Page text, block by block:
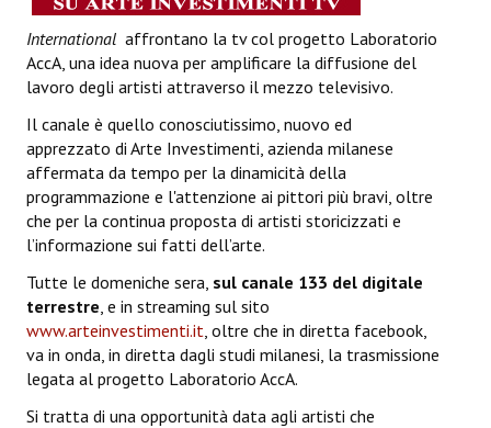
Mostra "Roma Contemporanea"
GALLERIA ESS&RRE
ANNUARIO 2026
CHI SIAMO
CONTATTI
International affrontano la tv col progetto Laboratorio
AccA, una idea nuova per amplificare la diffusione del
lavoro degli artisti attraverso il mezzo televisivo.
Il canale è quello conosciutissimo, nuovo ed
apprezzato di Arte Investimenti, azienda milanese
affermata da tempo per la dinamicità della
programmazione e l'attenzione ai pittori più bravi, oltre
che per la continua proposta di artisti storicizzati e
l’informazione sui fatti dell’arte.
Tutte le domeniche sera, sul canale 133 del digitale
terrestre, e in streaming sul sito
www.arteinvestimenti.it, oltre che in diretta facebook,
va in onda, in diretta dagli studi milanesi, la trasmissione
legata al progetto Laboratorio AccA.
Si tratta di una opportunità data agli artisti che